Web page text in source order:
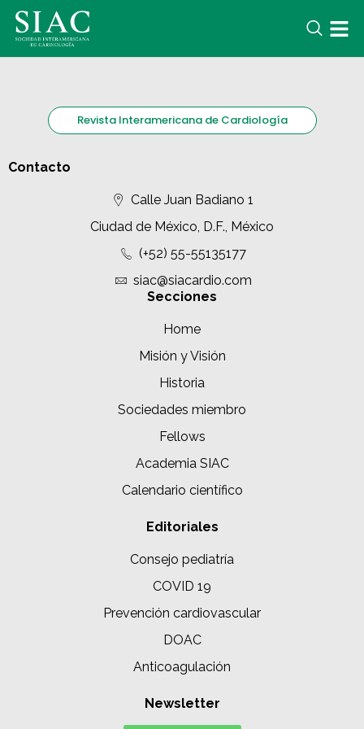
Revista Interamericana de Cardiología
Contacto
Calle Juan Badiano 1
Ciudad de México, D.F., México
(+52) 55-55135177
siac@siacardio.com
Secciones
Home
Misión y Visión
Historia
Sociedades miembro
Fellows
Academia SIAC
Calendario científico
Editoriales
Consejo pediatría
COVID 19
Prevención cardiovascular
DOAC
Anticoagulación
Newsletter